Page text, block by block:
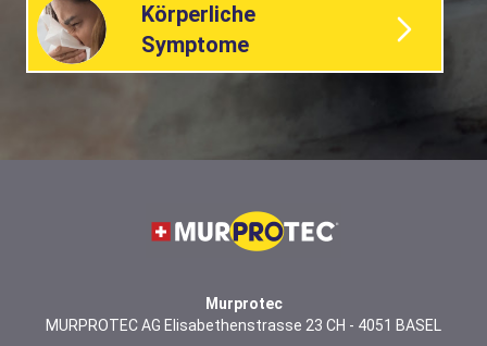
Körperliche
Symptome
Murprotec
MURPROTEC AG Elisabethenstrasse 23 CH - 4051 BASEL